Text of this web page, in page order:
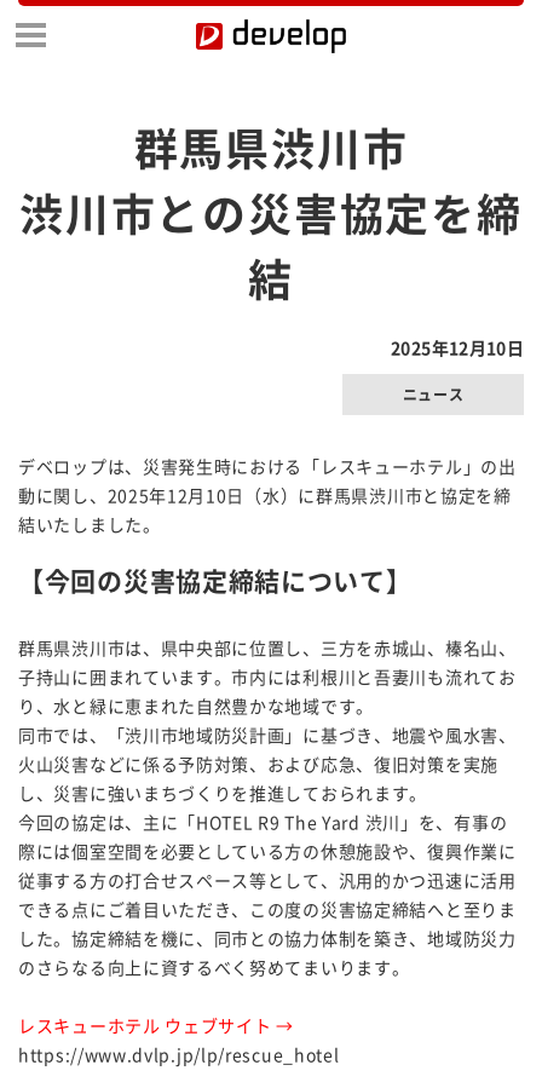
群馬県渋川市
渋川市との災害協定を締
結
2025年12月10日
ニュース
デベロップは、災害発生時における「レスキューホテル」の出
動に関し、2025年12月10日（水）に群馬県渋川市と協定を締
結いたしました。
【今回の災害協定締結について】
群馬県渋川市は、県中央部に位置し、三方を赤城山、榛名山、
子持山に囲まれています。市内には利根川と吾妻川も流れてお
り、水と緑に恵まれた自然豊かな地域です。
同市では、「渋川市地域防災計画」に基づき、地震や風水害、
火山災害などに係る予防対策、および応急、復旧対策を実施
し、災害に強いまちづくりを推進しておられます。
今回の協定は、主に「HOTEL R9 The Yard 渋川」を、有事の
際には個室空間を必要としている方の休憩施設や、復興作業に
従事する方の打合せスペース等として、汎用的かつ迅速に活用
できる点にご着目いただき、この度の災害協定締結へと至りま
した。協定締結を機に、同市との協力体制を築き、地域防災力
のさらなる向上に資するべく努めてまいります。
レスキューホテル ウェブサイト →
https://www.dvlp.jp/lp/rescue_hotel